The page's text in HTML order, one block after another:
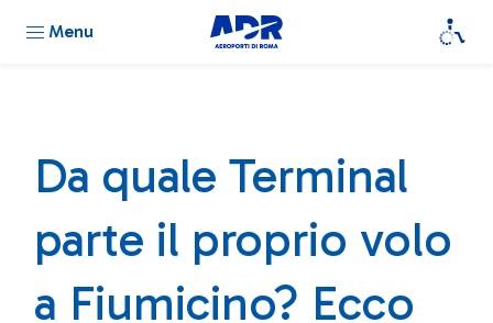
Menu
Da quale Terminal
parte il proprio volo
a Fiumicino? Ecco